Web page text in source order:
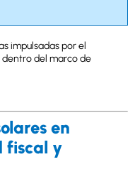
impulsadas por el
dentro del marco de
en
fiscal y